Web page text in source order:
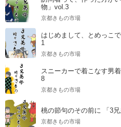
物」vol.3
京都きもの市場
はじめまして、とめっこ
1
京都きもの市場
スニーカーで着こなす男
8
京都きもの市場
桃の節句のその前に 「3
京都きもの市場